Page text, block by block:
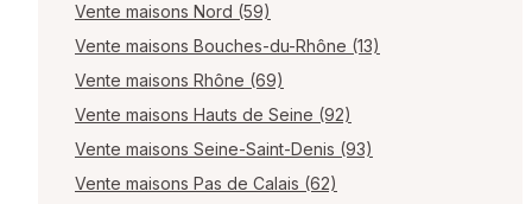
Vente maisons Nord (59)
Vente maisons Bouches-du-Rhône (13)
Vente maisons Rhône (69)
Vente maisons Hauts de Seine (92)
Vente maisons Seine-Saint-Denis (93)
Vente maisons Pas de Calais (62)